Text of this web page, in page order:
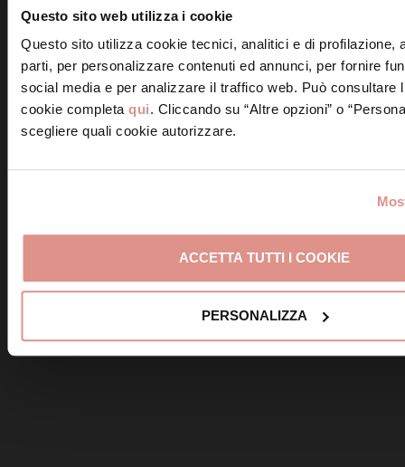
Questo sito web utilizza i cookie
Questo sito utilizza cookie tecnici, analitici e di profilazione,
parti, per personalizzare contenuti ed annunci, per fornire
social media e per analizzare il traffico web. Può consultare
cookie completa qui. Cliccando su “Altre opzioni” o
scegliere quali cookie autorizzare.
ACCETTA TUTTI I COOKIE
PERSONALIZZA
Tagliatelle con crema di
piselli e Mortadella
Bologna IGP
Pasta con Mortadella
Tagliatelle con piselli e
Orecchiette con cime di
Bologna IGP